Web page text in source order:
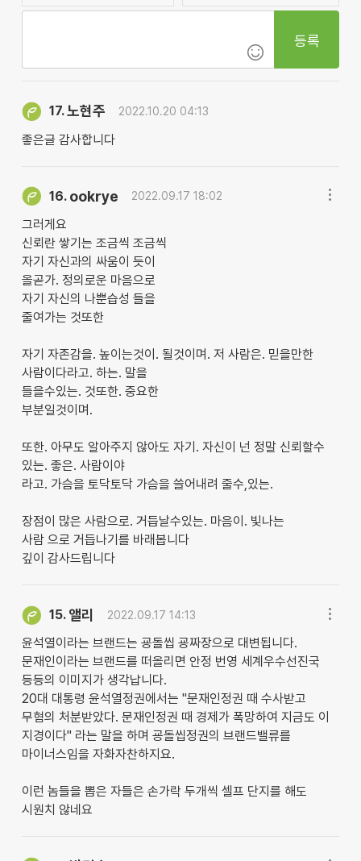
등록
17.노현주 2022.10.20 04:13
좋은글 감사합니다
16. ookrye 2022.09.17 18:02
그러게요
신뢰란 쌓기는 조금씩 조금씩
자기 자신과의 싸움이 듯이
올곧가. 정의로운 마음으로
자기 자신의 나뿐습성 들을
줄여가는 것또한
자기 자존감을. 높이는것이. 될것이며. 저 사람은. 믿을만한
사람이다라고. 하는. 말을
들을수있는. 것또한. 중요한
부분일것이며.
또한. 아무도 알아주지 않아도 자기. 자신이 넌 정말 신뢰할수
있는. 좋은. 사람이야
라고. 가슴을 토닥토닥 가슴을 쓸어내려 줄수,있는.
장점이 많은 사람으로. 거듭날수있는. 마음이. 빛나는
사람 으로 거듭나기를 바래봅니다
깊이 감사드립니다
15. 앨리 2022.09.17 14:13
윤석열이라는 브랜드는 굥돌씹 굥짜장으로 대변됩니다.
문재인이라는 브랜드를 떠올리면 안정 번영 세계우수선진국
등등의 이미지가 생각납니다.
20대 대통령 윤석열정권에서는 "문재인정권 때 수사받고
무혐의 처분받았다. 문재인정권 때 경제가 폭망하여 지금도 이
지경이다" 라는 말을 하며 굥돌씹정권의 브랜드밸류를
마이너스임을 자화자찬하지요.
이런 놈들을 뽑은 자들은 손가락 두개씩 셀프 단지를 해도
시원치 않네요